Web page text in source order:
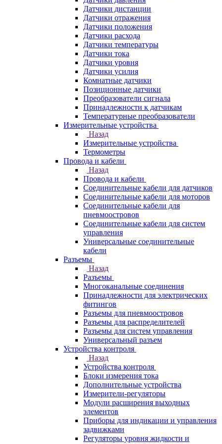
Датчики дистанции
Датчики отражения
Датчики положения
Датчики расхода
Датчики температуры
Датчики тока
Датчики уровня
Датчики усилия
Комнатные датчики
Позиционные датчики
Преобразователи сигнала
Принадлежности к датчикам
Температурные преобразователи
Измерительные устройства
Назад
Измерительные устройства
Термометры
Провода и кабели
Назад
Провода и кабели
Соединительные кабели для датчиков
Соединительные кабели для моторов
Соединительные кабели для
пневмоостровов
Соединительные кабели для систем
управления
Универсальные соединительные
кабели
Разъемы
Назад
Разъемы
Многоканальные соединения
Принадлежности для электрических
фитингов
Разъемы для пневмоостровов
Разъемы для распределителей
Разъемы для систем управления
Универсальный разъем
Устройства контроля
Назад
Устройства контроля
Блоки измерения тока
Дополнительные устройства
Измерители-регуляторы
Модули расширения выходных
элементов
Приборы для индикации и управления
задвижками
Регуляторы уровня жидкости и